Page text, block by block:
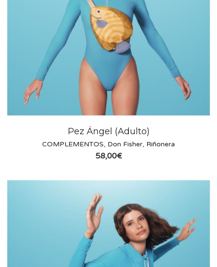
Pez Ángel (Adulto)
COMPLEMENTOS, Don Fisher, Riñonera
58,00€